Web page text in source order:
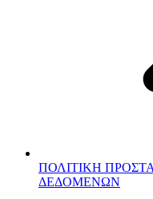
ΠΟΛΙΤΙΚΗ
ΔΕΔΟΜΕΝΩΝ